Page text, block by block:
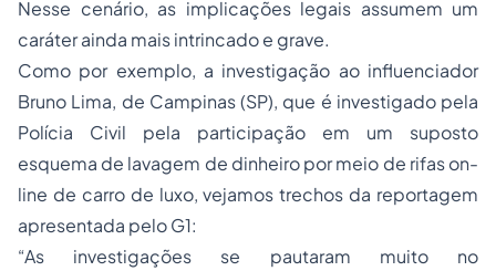
Nesse cenário, as implicações legais assumem um
caráter ainda mais intrincado e grave.
Como por exemplo, a investigação ao influenciador
Bruno Lima, de Campinas (SP), que é investigado pela
Polícia Civil pela participação em um suposto
esquema de lavagem de dinheiro por meio de rifas on-
line de carro de luxo, vejamos trechos da reportagem
apresentada pelo G1:
“As investigações se pautaram muito no